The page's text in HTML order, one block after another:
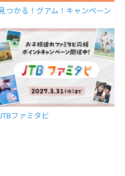
つかる！グアム！キャンペーン
ファミタビ